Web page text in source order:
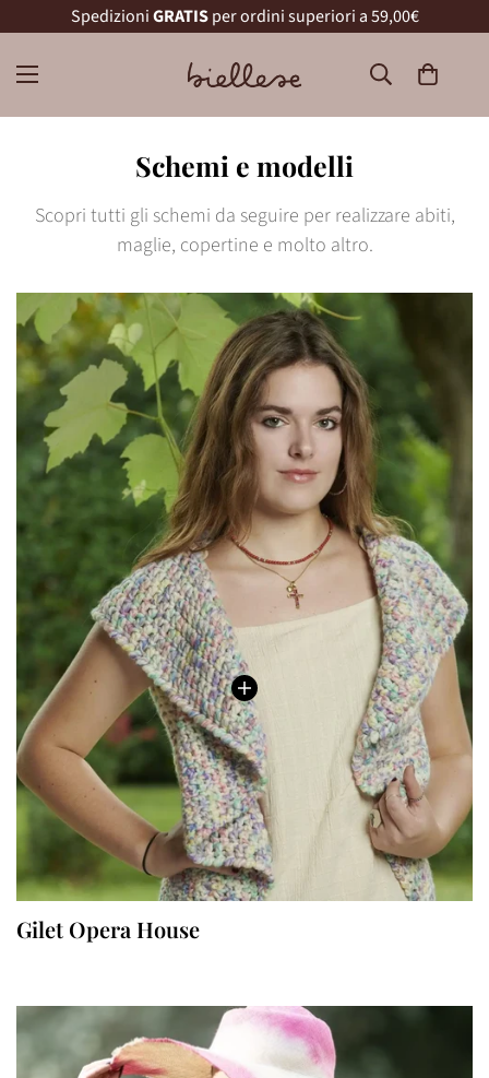
SpedizioniGRATISper ordini superiori a 59,00€
Schemi e modelli
Scopri tutti gli schemi da seguire per realizzare abiti,
maglie, copertine e molto altro.
Gilet Opera House